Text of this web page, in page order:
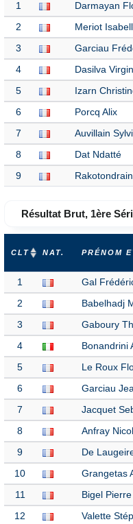
1 Darmayan
2 Meriot
3 Garciau
4 Dasilva
5 Izarn
6 Porcq Alix
7 Auvillain
8 Dat Ndatté
9
Résultat Brut, 1ère
CLT NAT. PRÉNOM
1 Gal
2 Babelhadj
3 Gaboury
4 Bonandrini
5 Le Roux
6 Garciau
7 Jacquet
8 Anfray
9 De
10 Grangetas
11 Bigel Pierre
12 Valette